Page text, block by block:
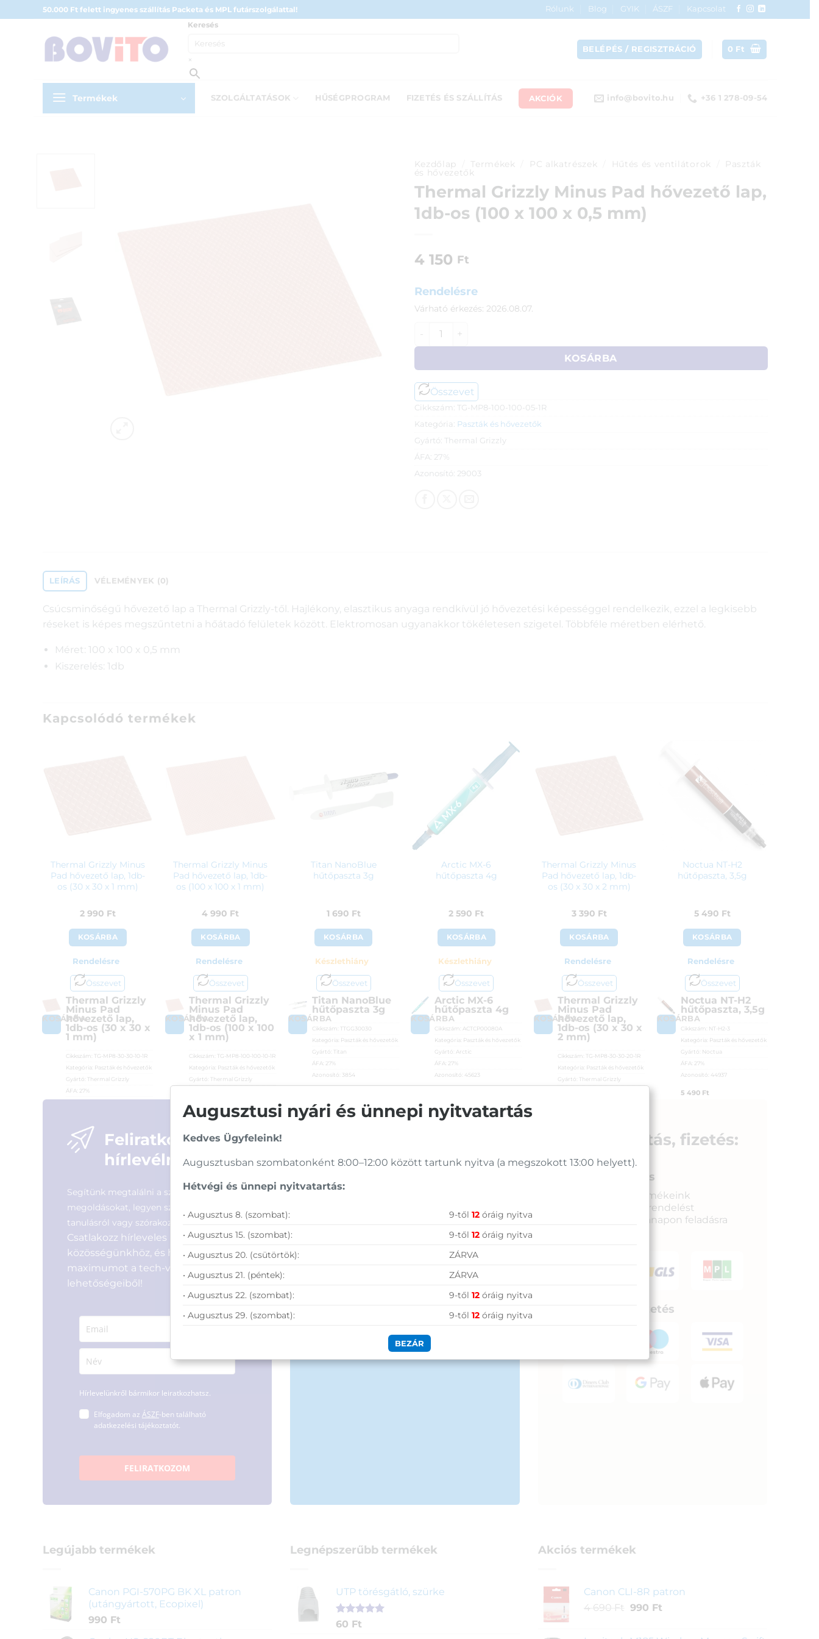
to
50.000 Ft felett ingyenes szállítás Packeta és MPL futárszolgálattal! Rólunk Blog GYIK ÁSZF
Kapcsolat
Keresés
×
BELÉPÉS / REGISZTRÁCIÓ 0 Ft
Termékek SZOLGÁLTATÁSOK HŰSÉGPROGRAM FIZETÉS ÉS SZÁLLÍTÁS AKCIÓK info@bovito.hu +36 1 278-09-54
Kezdőlap Termékek PC alkatrészek Hűtés és ventilátorok
Paszták
és hővezetők
Thermal Grizzly Minus Pad hővezető lap,
1db-os (100 x 100 x 0,5 mm)
4 150 Ft
Rendelésre
Várható érkezés: 2026.08.07.
Thermal Grizzly Minus Pad hővezető lap, 1db-os (100 x 100 x 0,5 mm) mennyiség
KOSÁRBA
Összevet
Cikkszám: TG-MP8-100-100-05-1R
Kategória: Paszták és hővezetők
Gyártó: Thermal Grizzly
ÁFA: 27%
Azonosító: 29003
LEÍRÁS VÉLEMÉNYEK (0)
Csúcsminőségű hővezető lap a Thermal Grizzly-től. Hajlékony, elasztikus anyaga rendkívül jó hővezetési képességgel rendelkezik, ezzel a legkisebb
réseket is képes megszűntetni a hőátadó felületek között. Elektromosan ugyanakkor tökéletesen szigetel. Többféle méretben elérhető.
Méret: 100 x 100 x 0,5 mm
Kiszerelés: 1db
Kapcsolódó termékek
Thermal Grizzly Minus
Pad hővezető lap, 1db-
os (30 x 30 x 1 mm)
2 990 Ft
KOSÁRBA
Rendelésre
Összevet
KOSÁRBA
Thermal Grizzly
Minus Pad
hővezető lap,
1db-os (30 x 30 x
1 mm)
Cikkszám:
TG-MP8-30-30-10-1R
Kategória: Paszták és hővezetők
Gyártó:
Thermal Grizzly
ÁFA:
27%
Thermal Grizzly Minus
Pad hővezető lap, 1db-
os (100 x 100 x 1 mm)
4 990 Ft
KOSÁRBA
Rendelésre
Összevet
KOSÁRBA
Thermal Grizzly
Minus Pad
hővezető lap,
1db-os (100 x 100
x 1 mm)
Cikkszám:
TG-MP8-100-100-10-1R
Kategória: Paszták és hővezetők
Gyártó:
Thermal Grizzly
4 990Ft
Titan NanoBlue
hűtőpaszta 3g
1 690 Ft
KOSÁRBA
Készlethiány
Összevet
KOSÁRBA
Titan NanoBlue
hűtőpaszta 3g
Cikkszám:
TTGG30030
Kategória: Paszták és hővezetők
Gyártó:
Titan
ÁFA:
27%
Azonosító:
3854
Arctic MX-6
hűtőpaszta 4g
2 590 Ft
KOSÁRBA
Készlethiány
Összevet
KOSÁRBA
Arctic MX-6
hűtőpaszta 4g
Cikkszám: ACTCP00080A
Kategória: Paszták és hővezetők
Gyártó: Arctic
ÁFA:
27%
Azonosító: 45623
Thermal Grizzly Minus
Pad hővezető lap, 1db-
os (30 x 30 x 2 mm)
3 390 Ft
KOSÁRBA
Rendelésre
Összevet
KOSÁRBA
Thermal Grizzly
Minus Pad
hővezető lap,
1db-os (30 x 30 x
2 mm)
Cikkszám:
TG-MP8-30-30-20-1R
Kategória: Paszták és hővezetők
Gyártó:
Thermal Grizzly
Noctua NT-H2
hűtőpaszta, 3,5g
5 490 Ft
KOSÁRBA
Rendelésre
Összevet
KOSÁRBA
Noctua NT-H2
hűtőpaszta, 3,5g
Cikkszám: NT-H2-3
Kategória: Paszták és hővezetők
Gyártó: Noctua
ÁFA:
27%
Azonosító: 44937
5 490 Ft
Feliratkozás
hírlevélre
Segítünk megtalálni a számodra legjobb
megoldásokat, legyen szó munkáról,
tanulásról vagy szórakozásról!
Csatlakozz hírleveles
közösségünkhöz, és hozd ki a
maximumot a tech-világ
lehetőségeiből!
Hírlevelünkről bármikor leiratkozhatsz.
Elfogadom az ÁSZF-ben található
adatkezelési tájékoztatót.
FELIRATKOZOM
Szolgáltatásaink vállalkozásoknak
Szállítás, fizetés:
Gyors kiszállítás
Raktáron lévő termékeink
legkésőbb a megrendelést
követkető munkanapon feladásra
Biztonságos fizetés
Legújabb termékek
Canon PGI-570PG BK XL patron
(utángyártott, Ecopixel)
990 Ft
Legnépszerűbb termékek
UTP törésgátló, szürke
Értékelés
1
60 Ft
Akciós termékek
Canon CLI-8R patron
4 690 Ft
Original
990 FtCurrent
Augusztusi nyári és ünnepi nyitvatartás
Kedves Ügyfeleink!
Augusztusban szombatonként 8:00–12:00 között tartunk nyitva (a megszokott 13:00 helyett).
Hétvégi és ünnepi nyitvatartás:
• Augusztus 8. (szombat): 9-től 12óráig nyitva
• Augusztus 15. (szombat):
9-től 12óráig nyitva
• Augusztus 20. (csütörtök):
ZÁRVA
• Augusztus 21. (péntek):
ZÁRVA
• Augusztus 22. (szombat):
9-től 12óráig nyitva
• Augusztus 29. (szombat):
9-től 12óráig nyitva
BEZÁR